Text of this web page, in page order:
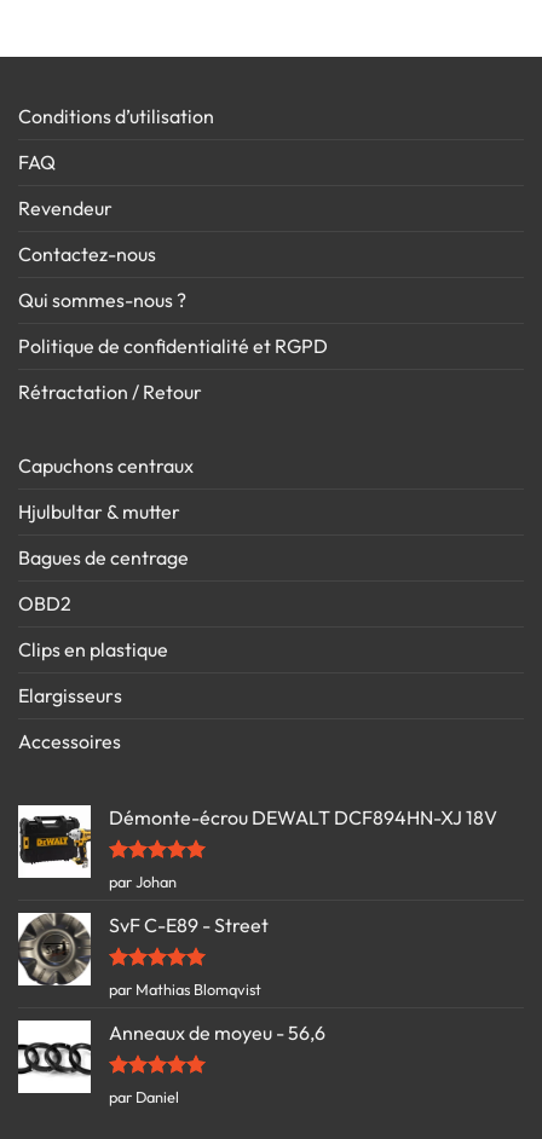
Conditions d’utilisation
FAQ
Revendeur
Contactez-nous
Qui sommes-nous ?
Politique de confidentialité et RGPD
Rétractation / Retour
Capuchons centraux
Hjulbultar & mutter
Bagues de centrage
OBD2
Clips en plastique
Elargisseurs
Accessoires
Démonte-écrou DEWALT DCF894HN-XJ 18V
Note5sur
5
par Johan
SvF C-E89 - Street
Note5sur
5
par Mathias Blomqvist
Anneaux de moyeu - 56,6
Note5sur
5
par Daniel